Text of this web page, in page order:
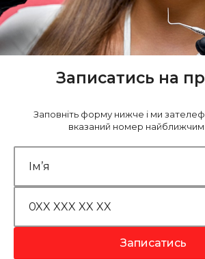
Записатись на
Заповніть форму нижче і ми
вказаний номер
Записатись